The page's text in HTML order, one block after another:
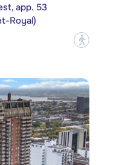
app. 53
Royal)
?